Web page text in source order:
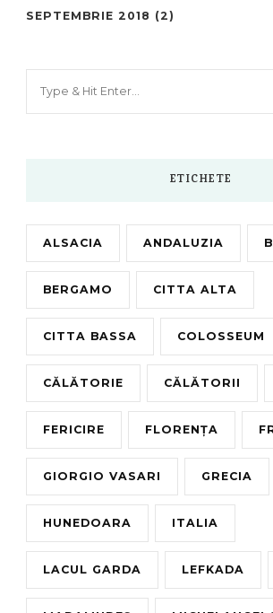
SEPTEMBRIE 2018 (2)
ETICHETE
ALSACIA ANDALUZIA
BERGAMO CITTA ALTA
CITTA BASSA COLOSSEUM
CĂLĂTORIE CĂLĂTORII
FERICIRE FLORENȚA
GIORGIO VASARI GRECIA
HUNEDOARA ITALIA
LACUL GARDA LEFKADA